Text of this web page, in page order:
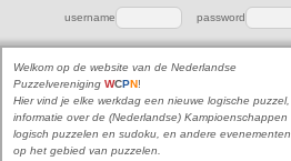
username password
Welkom op de website van de Nederlandse
Puzzelvereniging WCPN!
Hier vind je elke werkdag een nieuwe logische puzzel,
informatie over de (Nederlandse) Kampioenschappen
logisch puzzelen en sudoku, en andere evenementen
op het gebied van puzzelen.